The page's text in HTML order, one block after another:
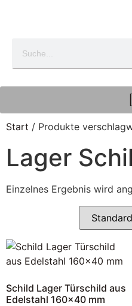
Start / Produkte
Lager
Einzelnes Ergebnis wird
Schild Lager Türschild aus
Edelstahl 160×40 mm